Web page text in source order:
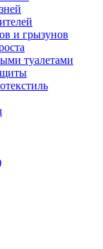
и грызунов
туалетами